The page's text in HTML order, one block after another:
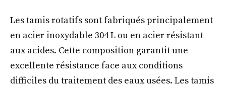
Les tamis rotatifs sont fabriqués principalement
en acier inoxydable 304 L ou en acier résistant
aux acides. Cette composition garantit une
excellente résistance face aux conditions
difficiles du traitement des eaux usées. Les tamis